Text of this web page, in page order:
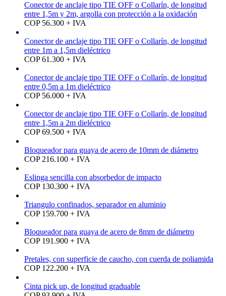
Conector de anclaje tipo TIE OFF o Collarín, de longitud
entre 1,5m y 2m, argolla con protección a la oxidación
COP 56.300 + IVA
Conector de anclaje tipo TIE OFF o Collarín, de longitud
entre 1m a 1,5m dieléctrico
COP 61.300 + IVA
Conector de anclaje tipo TIE OFF o Collarín, de longitud
entre 0,5m a 1m dieléctrico
COP 56.000 + IVA
Conector de anclaje tipo TIE OFF o Collarín, de longitud
entre 1,5m a 2m dieléctrico
COP 69.500 + IVA
Bloqueador para guaya de acero de 10mm de diámetro
COP 216.100 + IVA
Eslinga sencilla con absorbedor de impacto
COP 130.300 + IVA
Triangulo confinados, separador en aluminio
COP 159.700 + IVA
Bloqueador para guaya de acero de 8mm de diámetro
COP 191.900 + IVA
Pretales, con superficie de caucho, con cuerda de poliamida
COP 122.200 + IVA
Cinta pick up, de longitud graduable